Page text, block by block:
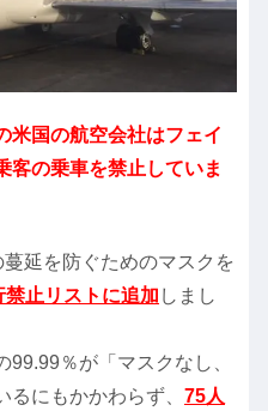
米国の航空会社はフェイ
客の乗車を禁止していま
延を防ぐためのマスクを
止リストに追加 しまし
99.99％が「マスクなし、
にもかかわらず、 75人